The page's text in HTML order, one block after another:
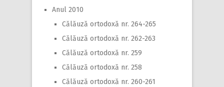
Anul 2010
Călăuză ortodoxă nr. 264-265
Călăuză ortodoxă nr. 262-263
Călăuză ortodoxă nr. 259
Călăuză ortodoxă nr. 258
Călăuză ortodoxă nr. 260-261